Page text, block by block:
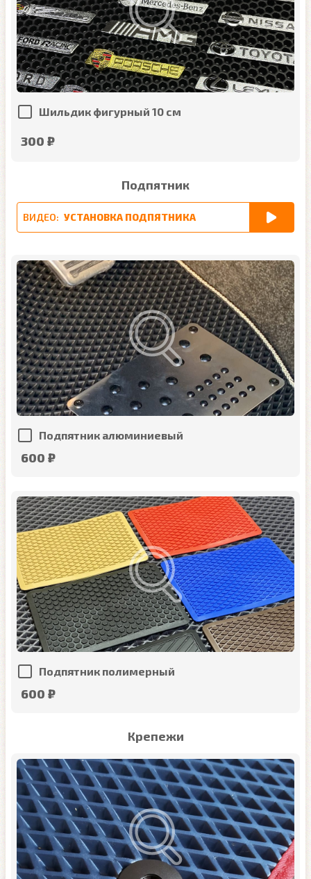
Шильдик фигурный 10 см
300 ₽
Подпятник
ВИДЕО: УСТАНОВКА ПОДПЯТНИКА
Подпятник алюминиевый
600 ₽
Подпятник полимерный
600 ₽
Крепежи